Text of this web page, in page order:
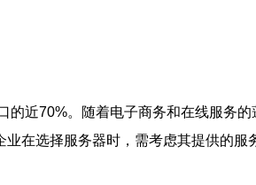
近70%。随着电子商务和在线服务
在选择服务器时，需考虑其提供的服